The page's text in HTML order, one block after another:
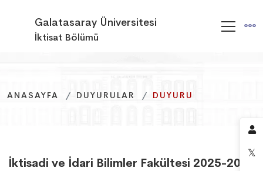
Galatasaray Üniversitesi
İktisat Bölümü
ANASAYFA DUYURULAR DUYURU
ANASAYFA DUYURULAR DUYURU
ANASAYFA DUYURULAR DUYURU
İktisadi ve İdari Bilimler Fakültesi 2025-2026